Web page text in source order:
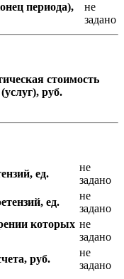
периода),
не
задано
стоимость
руб.
ед.
не
задано
ед.
не
задано
которых не
задано
руб.
не
задано